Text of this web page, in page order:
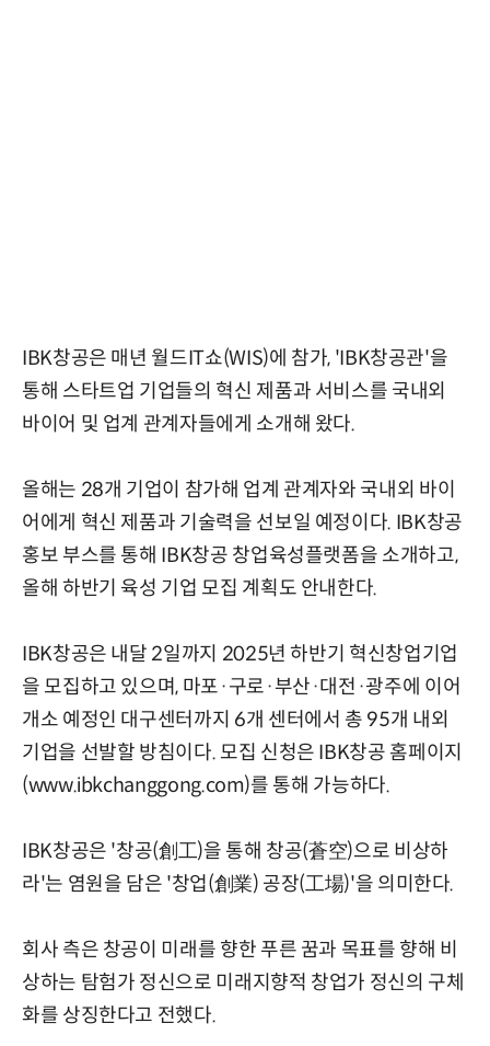
IBK창공은 매년 월드IT쇼(WIS)에 참가, 'IBK창공관'을
통해 스타트업 기업들의 혁신 제품과 서비스를 국내외
바이어 및 업계 관계자들에게 소개해 왔다.
올해는 28개 기업이 참가해 업계 관계자와 국내외 바이
어에게 혁신 제품과 기술력을 선보일 예정이다. IBK창공
홍보 부스를 통해 IBK창공 창업육성플랫폼을 소개하고,
올해 하반기 육성 기업 모집 계획도 안내한다.
IBK창공은 내달 2일까지 2025년 하반기 혁신창업기업
을 모집하고 있으며, 마포·구로·부산·대전·광주에 이어
개소 예정인 대구센터까지 6개 센터에서 총 95개 내외
기업을 선발할 방침이다. 모집 신청은 IBK창공 홈페이지
(www.ibkchanggong.com)를 통해 가능하다.
IBK창공은 '창공(創工)을 통해 창공(蒼空)으로 비상하
라'는 염원을 담은 '창업(創業) 공장(工場)'을 의미한다.
회사 측은 창공이 미래를 향한 푸른 꿈과 목표를 향해 비
상하는 탐험가 정신으로 미래지향적 창업가 정신의 구체
화를 상징한다고 전했다.